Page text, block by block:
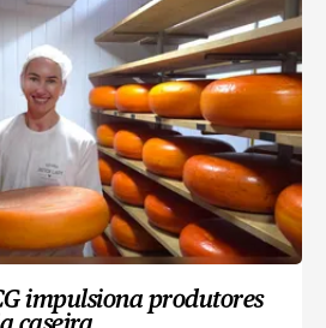
impulsiona produtores